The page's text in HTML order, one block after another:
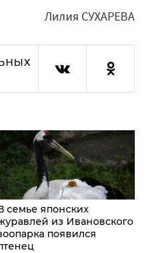
Лилия СУХАРЕВА
семье японских
из Ивановского
появился